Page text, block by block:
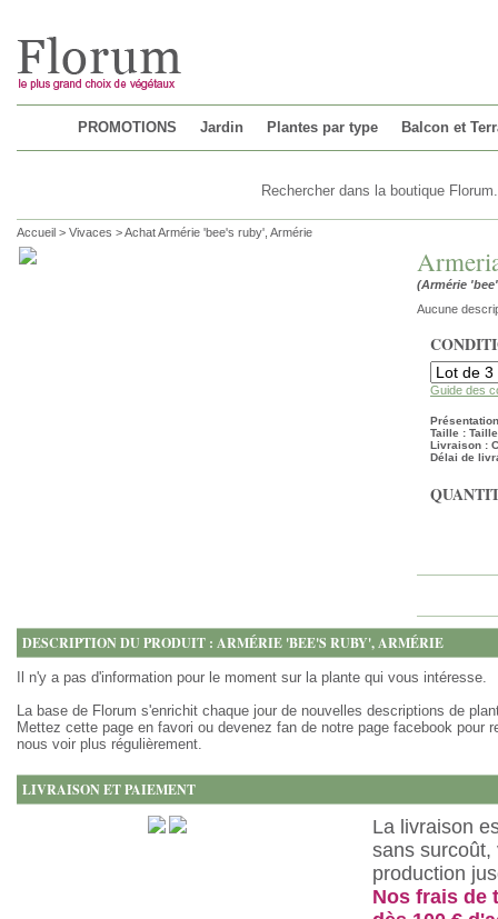
PROMOTIONS Jardin Plantes par type Balcon et
Accueil > Vivaces >Achat Armérie 'bee's ruby', Armérie
(Armérie
Aucune
Guide des
Taille :
Livraison :
Délai de
DESCRIPTION DU PRODUIT : ARMÉRIE 'BEE'S RUBY', ARMÉRIE
Il n'y a pas d'information pour le moment sur la plante qui vous intéresse.
La base de Florum s'enrichit chaque jour de nouvelles descriptions de
Mettez cette page en favori ou devenez fan de notre page facebook pour
nous voir plus régulièrement.
LIVRAISON ET PAIEMENT
La livraison
sans surcoût,
production
Nos frais de